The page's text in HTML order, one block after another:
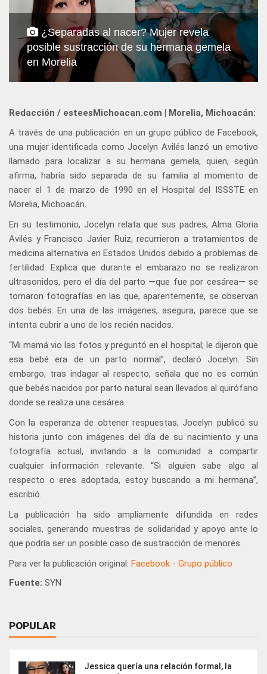
¿Separadas al nacer? Mujer revela
posible sustracción de su hermana gemela
en Morelia
Redacción / esteesMichoacan.com | Morelia, Michoacán:
A través de una publicación en un grupo público de Facebook,
una mujer identificada como Jocelyn Avilés lanzó un emotivo
llamado para localizar a su hermana gemela, quien, según
afirma, habría sido separada de su familia al momento de
nacer el 1 de marzo de 1990 en el Hospital del ISSSTE en
Morelia, Michoacán.
En su testimonio, Jocelyn relata que sus padres, Alma Gloria
Avilés y Francisco Javier Ruiz, recurrieron a tratamientos de
medicina alternativa en Estados Unidos debido a problemas de
fertilidad. Explica que durante el embarazo no se realizaron
ultrasonidos, pero el día del parto —que fue por cesárea— se
tomaron fotografías en las que, aparentemente, se observan
dos bebés. En una de las imágenes, asegura, parece que se
intenta cubrir a uno de los recién nacidos.
“Mi mamá vio las fotos y preguntó en el hospital; le dijeron que
esa bebé era de un parto normal”, declaró Jocelyn. Sin
embargo, tras indagar al respecto, señala que no es común
que bebés nacidos por parto natural sean llevados al quirófano
donde se realiza una cesárea.
Con la esperanza de obtener respuestas, Jocelyn publicó su
historia junto con imágenes del día de su nacimiento y una
fotografía actual, invitando a la comunidad a compartir
cualquier información relevante. “Si alguien sabe algo al
respecto o eres adoptada, estoy buscando a mi hermana”,
escribió.
La publicación ha sido ampliamente difundida en redes
sociales, generando muestras de solidaridad y apoyo ante lo
que podría ser un posible caso de sustracción de menores.
Para ver la publicación original: Facebook - Grupo público
Fuente: SYN
POPULAR
Jessica quería una relación formal, la